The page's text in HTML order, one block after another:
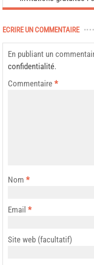
ECRIRE UN COMMENTAIRE
En publiant un
confidentialité.
Commentaire *
Nom *
Email *
Site web (facultatif)